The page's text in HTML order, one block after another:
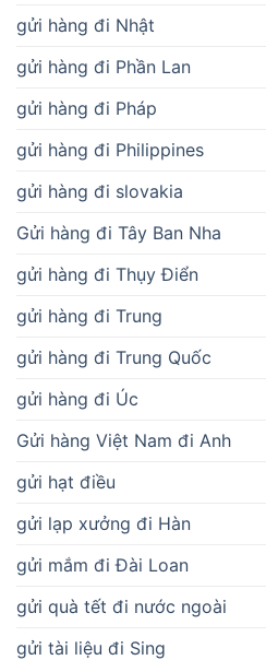
gửi hàng đi Nhật
gửi hàng đi Phần Lan
gửi hàng đi Pháp
gửi hàng đi Philippines
gửi hàng đi slovakia
Gửi hàng đi Tây Ban Nha
gửi hàng đi Thụy Điển
gửi hàng đi Trung
gửi hàng đi Trung Quốc
gửi hàng đi Úc
Gửi hàng Việt Nam đi Anh
gửi hạt điều
gửi lạp xưởng đi Hàn
gửi mắm đi Đài Loan
gửi quà tết đi nước ngoài
gửi tài liệu đi Sing